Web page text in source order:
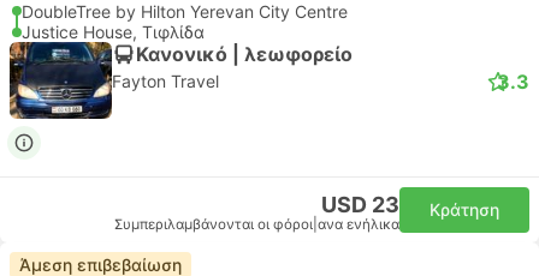
DoubleTree by Hilton Yerevan City Centre
Justice House, Τιφλίδα
Κανονικό | λεωφορείο
Fayton Travel 3.3
USD 23
Συμπεριλαμβάνονται οι φόροι ανα ενήλικα
Κράτηση
Άμεση επιβεβαίωση